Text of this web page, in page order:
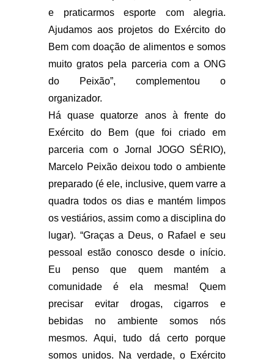
e praticarmos esporte com alegria.
Ajudamos aos projetos do Exército do
Bem com doação de alimentos e somos
muito gratos pela parceria com a ONG
do Peixão”, complementou o
organizador.
Há quase quatorze anos à frente do
Exército do Bem (que foi criado em
parceria com o Jornal JOGO SÉRIO),
Marcelo Peixão deixou todo o ambiente
preparado (é ele, inclusive, quem varre a
quadra todos os dias e mantém limpos
os vestiários, assim como a disciplina do
lugar). “Graças a Deus, o Rafael e seu
pessoal estão conosco desde o início.
Eu penso que quem mantém a
comunidade é ela mesma! Quem
precisar evitar drogas, cigarros e
bebidas no ambiente somos nós
mesmos. Aqui, tudo dá certo porque
somos unidos. Na verdade, o Exército